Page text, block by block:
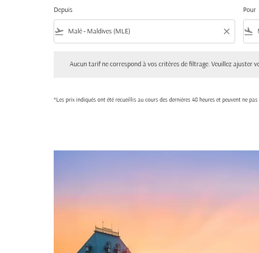
Depuis
flight_takeoff close
Pour
flight_land
Aucun tarif ne correspond à vos critères de filtrage. Veuillez ajuster
*Les prix indiqués ont été recueillis au cours des dernières 48 heures et peuvent ne